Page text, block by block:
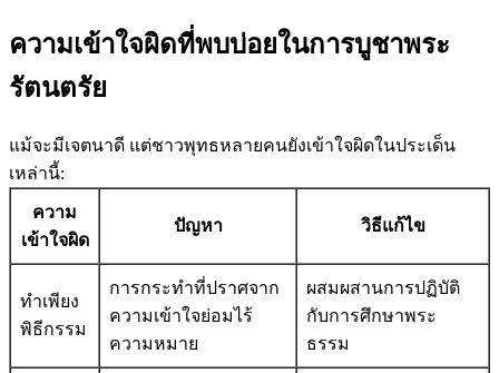
ความเข้าใจผิดที่พบบ่อยในการบูชาพระ
รัตนตรัย
แม้จะมีเจตนาดี แต่ชาวพุทธหลายคนยังเข้าใจผิดในประเด็น
เหล่านี้:
ความ
เข้าใจผิด
ปัญหา วิธีแก้ไข
ทำเพียง
พิธีกรรม
การกระทำที่ปราศจาก
ความเข้าใจย่อมไร้
ความหมาย
ผสมผสานการปฏิบัติ
กับการศึกษาพระ
ธรรม